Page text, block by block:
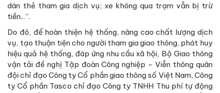
dán thẻ tham gia dịch vụ; xe không qua trạm vẫn bị trừ
tiền...”.
Do đó, để hoàn thiện hệ thống, nâng cao chất lượng dịch
vụ, tạo thuận tiện cho người tham gia giao thông, phát huy
hiệu quả hệ thống, đáp ứng nhu cầu xã hội, Bộ Giao thông
vận tải đề nghị Tập đoàn Công nghiệp - Viễn thông quân
đội chỉ đạo Công ty Cổ phần giao thông số Việt Nam, Công
ty Cổ phần Tasco chỉ đạo Công ty TNHH Thu phí tự động